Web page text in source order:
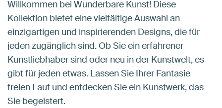
Willkommen bei Wunderbare Kunst! Diese
Kollektion bietet eine vielfältige Auswahl an
einzigartigen und inspirierenden Designs, die für
jeden zugänglich sind. Ob Sie ein erfahrener
Kunstliebhaber sind oder neu in der Kunstwelt, es
gibt für jeden etwas. Lassen Sie Ihrer Fantasie
freien Lauf und entdecken Sie ein Kunstwerk, das
Sie begeistert.